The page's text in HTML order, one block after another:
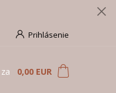
Prihlásenie
za 0,00 EUR